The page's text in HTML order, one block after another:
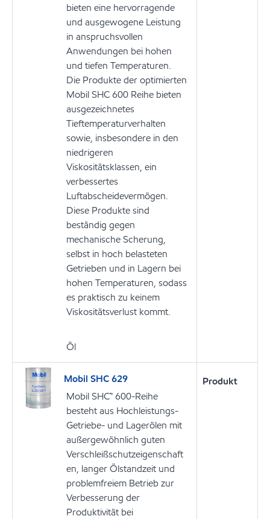
bieten eine hervorragende
und ausgewogene Leistung
in anspruchsvollen
Anwendungen bei hohen
und tiefen Temperaturen.
Die Produkte der optimierten
Mobil SHC 600 Reihe bieten
ausgezeichnetes
Tieftemperaturverhalten
sowie, insbesondere in den
niedrigeren
Viskositätsklassen, ein
verbessertes
Luftabscheidevermögen.
Diese Produkte sind
beständig gegen
mechanische Scherung,
selbst in hoch belasteten
Getrieben und in Lagern bei
hohen Temperaturen, sodass
es praktisch zu keinem
Viskositätsverlust kommt.
Öl
Mobil SHC 629
Mobil SHC™ 600-Reihe
besteht aus Hochleistungs-
Getriebe- und Lagerölen mit
außergewöhnlich guten
Verschleißschutzeigenschaft
en, langer Ölstandzeit und
problemfreiem Betrieb zur
Verbesserung der
Produktivität bei
Produkt